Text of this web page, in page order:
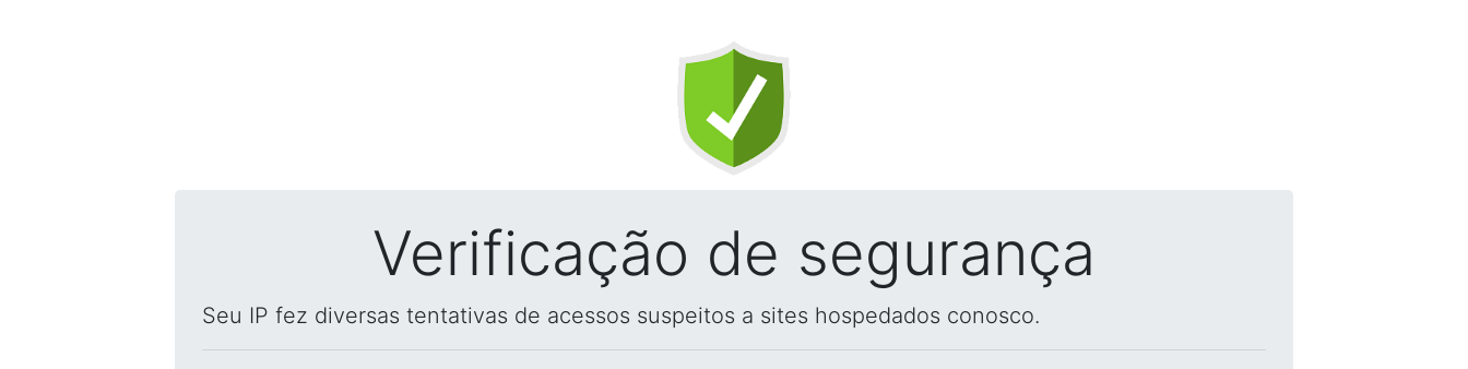
Verificação de segurança
Seu IP fez diversas tentativas de acessos suspeitos a sites hospedados conosco.